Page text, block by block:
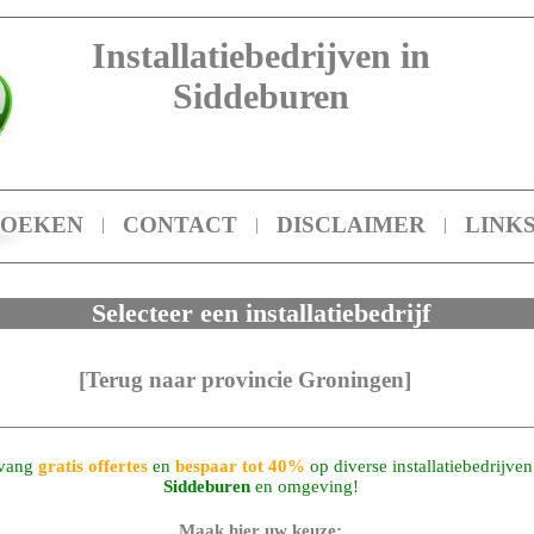
| CONTACT | DISCLAIMER | LINKS
Installatiebedrijven in
Siddeburen
Selecteer een installatiebedrijf
[Terug naar provincie Groningen]
gratis offertes enbespaar tot 40% op diverse
Siddeburenen omgeving!